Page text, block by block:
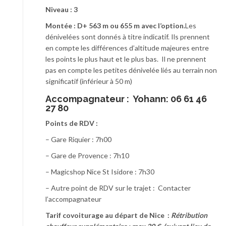
Niveau : 3
Montée : D+ 563 m ou 655 m avec l’option.Les
dénivelées sont donnés à titre indicatif. Ils prennent
en compte les différences d’altitude majeures entre
les points le plus haut et le plus bas. Il ne prennent
pas en compte les petites dénivelée liés au terrain non
significatif (inférieur à 50 m)
Accompagnateur : Yohann: 06 61 46
27 80
Points de RDV :
– Gare Riquier : 7h00
– Gare de Provence : 7h10
– Magicshop Nice St Isidore : 7h30
– Autre point de RDV sur le trajet : Contacter
l’accompagnateur
Tarif covoiturage au départ de Nice : Rétribution